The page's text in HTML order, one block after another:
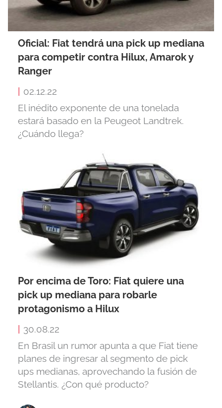
Oficial: Fiat tendrá una pick up mediana
para competir contra Hilux, Amarok y
Ranger
02.12.22
El inédito exponente de una tonelada
estará basado en la Peugeot Landtrek.
¿Cuándo llega?
Por encima de Toro: Fiat quiere una
pick up mediana para robarle
protagonismo a Hilux
30.08.22
En Brasil un rumor apunta a que Fiat tiene
planes de ingresar al segmento de pick
ups medianas, aprovechando la fusión de
Stellantis. ¿Con qué producto?